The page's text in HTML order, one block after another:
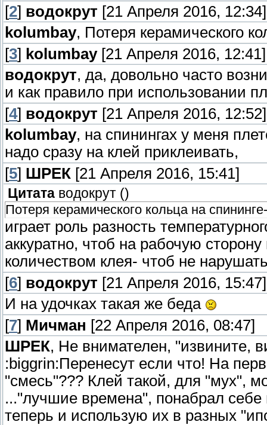
[2] водокрут [21 Апреля 2016, 12:34]
kolumbay, Потеря керамического
[3] kolumbay[21 Апреля 2016, 12:41]
водокрут, да, довольно часто
и как правило при использовании
[4] водокрут [21 Апреля 2016, 12:52]
kolumbay, на спинингах у меня
надо сразу на клей приклеивать,
[5] ШРЕК [21 Апреля 2016, 15:41]
Цитата водокрут ()
Потеря керамического кольца на
играет роль разность
аккуратно, чтоб на рабочую
количеством клея- чтоб не
[6] водокрут [21 Апреля 2016, 15:47]
И на удочках такая же беда
[7] Мичман [22 Апреля 2016, 08:47]
ШРЕК, Не внимателен, "извините,
:biggrin:Перенесут если что! На
"смесь"??? Клей такой, для "мух",
..."лучшие времена", понабрал
теперь и использую их в разных